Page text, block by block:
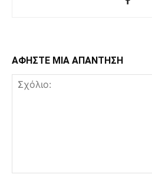
ΑΦΗΣΤΕ ΜΙΑ ΑΠΑΝΤΗΣΗ